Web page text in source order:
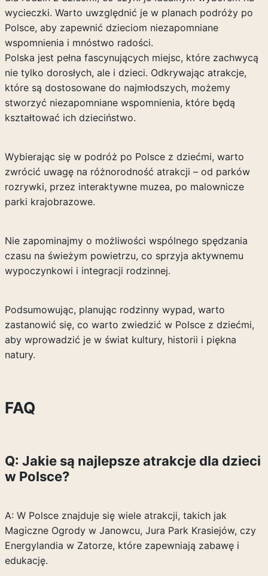
wycieczki. Warto uwzględnić je w planach podróży po
Polsce, aby zapewnić dzieciom niezapomniane
wspomnienia i mnóstwo radości.
Polska jest pełna fascynujących miejsc, które zachwycą
nie tylko dorosłych, ale i dzieci. Odkrywając atrakcje,
które są dostosowane do najmłodszych, możemy
stworzyć niezapomniane wspomnienia, które będą
kształtować ich dzieciństwo.
Wybierając się w podróż po Polsce z dziećmi, warto
zwrócić uwagę na różnorodność atrakcji – od parków
rozrywki, przez interaktywne muzea, po malownicze
parki krajobrazowe.
Nie zapominajmy o możliwości wspólnego spędzania
czasu na świeżym powietrzu, co sprzyja aktywnemu
wypoczynkowi i integracji rodzinnej.
Podsumowując, planując rodzinny wypad, warto
zastanowić się, co warto zwiedzić w Polsce z dziećmi,
aby wprowadzić je w świat kultury, historii i piękna
natury.
FAQ
Q: Jakie są najlepsze atrakcje dla dzieci
w Polsce?
A: W Polsce znajduje się wiele atrakcji, takich jak
Magiczne Ogrody w Janowcu, Jura Park Krasiejów, czy
Energylandia w Zatorze, które zapewniają zabawę i
edukację.